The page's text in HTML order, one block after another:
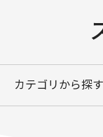
カテゴリから探す